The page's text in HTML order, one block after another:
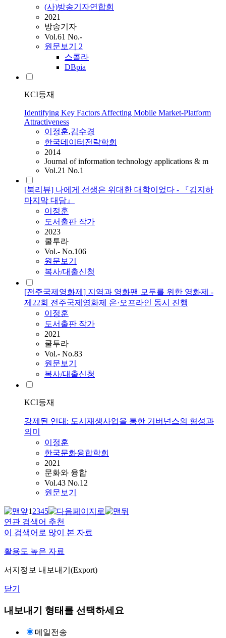
(사)방송기자연합회
2021
방송기자
Vol.61 No.-
원문보기 2
스콜라
DBpia
KCI등재
Identifying Key Factors Affecting Mobile Market-Platform
Attractiveness
이정훈,김수경
한국데이터전략학회
2014
Journal of information technology applications & m
Vol.21 No.1
[북리뷰] 나에게 선생은 위대한 대학이었다 - 『김지하
마지막 대담』
이정훈
도서출판 작가
2023
쿨투라
Vol.- No.106
원문보기
복사/대출신청
[전주국제영화제] 지역과 영화팬 모두를 위한 영화제 -
제22회 전주국제영화제 온·오프라인 동시 진행
이정훈
도서출판 작가
2021
쿨투라
Vol.- No.83
원문보기
복사/대출신청
KCI등재
강제된 연대: 도시재생사업을 통한 거버넌스의 형성과
의미
이정훈
한국문화융합학회
2021
문화와 융합
Vol.43 No.12
원문보기
12345
연관 검색어 추천
이 검색어로 많이 본 자료
활용도 높은 자료
서지정보 내보내기(Export)
닫기
내보내기 형태를 선택하세요
메일전송